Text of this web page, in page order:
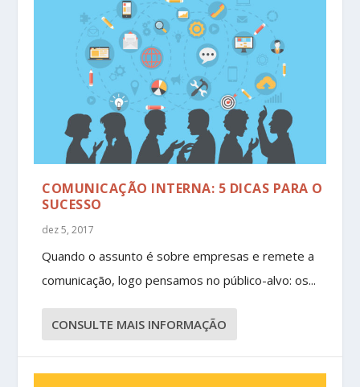
COMUNICAÇÃO INTERNA: 5 DICAS PARA O
SUCESSO
dez 5, 2017
Quando o assunto é sobre empresas e remete a
comunicação, logo pensamos no público-alvo: os...
CONSULTE MAIS INFORMAÇÃO